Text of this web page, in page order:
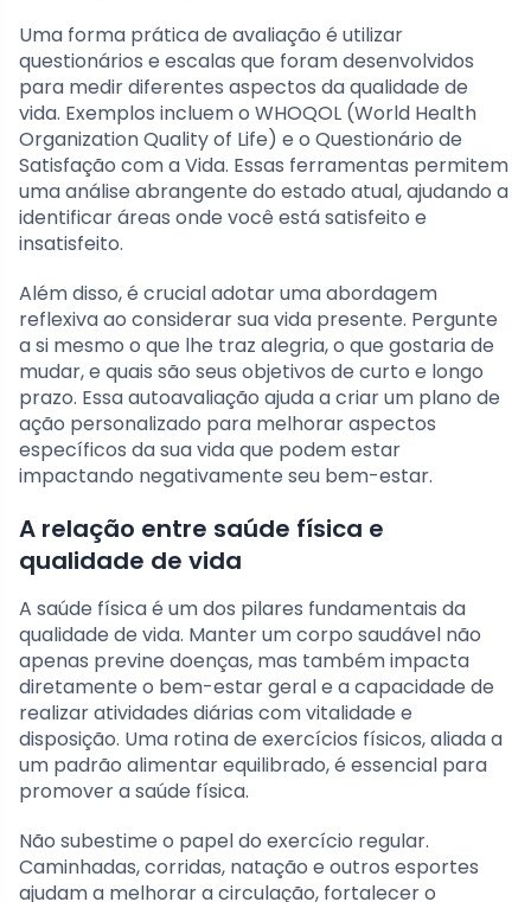
Uma forma prática de avaliação é utilizar
questionários e escalas que foram desenvolvidos
para medir diferentes aspectos da qualidade de
vida. Exemplos incluem o WHOQOL (World Health
Organization Quality of Life) e o Questionário de
Satisfação com a Vida. Essas ferramentas permitem
uma análise abrangente do estado atual, ajudando a
identificar áreas onde você está satisfeito e
insatisfeito.
Além disso, é crucial adotar uma abordagem
reflexiva ao considerar sua vida presente. Pergunte
a si mesmo o que lhe traz alegria, o que gostaria de
mudar, e quais são seus objetivos de curto e longo
prazo. Essa autoavaliação ajuda a criar um plano de
ação personalizado para melhorar aspectos
específicos da sua vida que podem estar
impactando negativamente seu bem-estar.
A relação entre saúde física e
qualidade de vida
A saúde física é um dos pilares fundamentais da
qualidade de vida. Manter um corpo saudável não
apenas previne doenças, mas também impacta
diretamente o bem-estar geral e a capacidade de
realizar atividades diárias com vitalidade e
disposição. Uma rotina de exercícios físicos, aliada a
um padrão alimentar equilibrado, é essencial para
promover a saúde física.
Não subestime o papel do exercício regular.
Caminhadas, corridas, natação e outros esportes
ajudam a melhorar a circulação, fortalecer o